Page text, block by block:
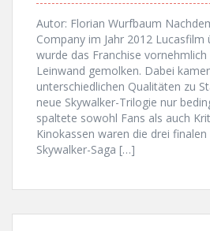
Autor: Florian Wurfbaum
Company im Jahr 2012
wurde das Franchise
Leinwand gemolken. Dabei
unterschiedlichen Qualitäten zu
neue Skywalker-Trilogie nur
spaltete sowohl Fans als auch
Kinokassen waren die drei
Skywalker-Saga […]